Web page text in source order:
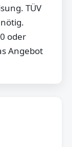
TÜV
oder
Angebot